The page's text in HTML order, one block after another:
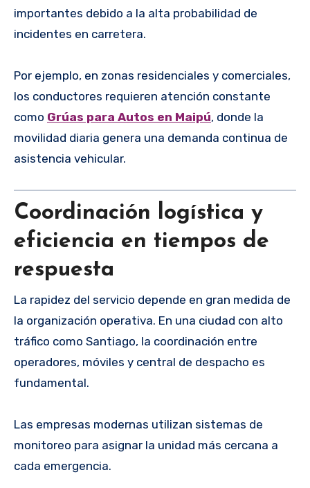
importantes debido a la alta probabilidad de
incidentes en carretera.
Por ejemplo, en zonas residenciales y comerciales,
los conductores requieren atención constante
como Grúas para Autos en Maipú, donde la
movilidad diaria genera una demanda continua de
asistencia vehicular.
Coordinación logística y
eficiencia en tiempos de
respuesta
La rapidez del servicio depende en gran medida de
la organización operativa. En una ciudad con alto
tráfico como Santiago, la coordinación entre
operadores, móviles y central de despacho es
fundamental.
Las empresas modernas utilizan sistemas de
monitoreo para asignar la unidad más cercana a
cada emergencia.